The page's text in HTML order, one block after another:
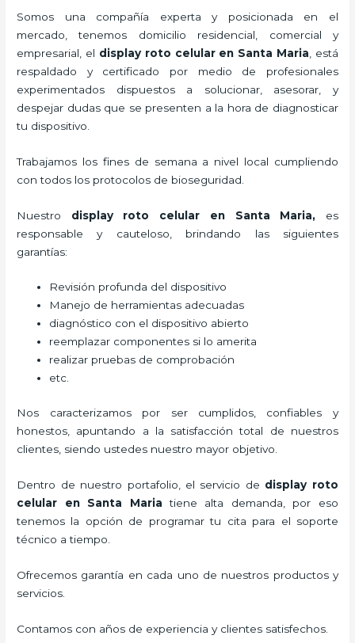
Somos una compañía experta y posicionada en el
mercado, tenemos domicilio residencial, comercial y
empresarial, el display roto celularen Santa Maria , está
respaldado y certificado por medio de profesionales
experimentados dispuestos a solucionar, asesorar, y
despejar dudas que se presenten a la hora de diagnosticar
tu dispositivo.
Trabajamos los fines de semana a nivel local cumpliendo
con todos los protocolos de bioseguridad.
Nuestro display roto celular en Santa Maria, es
responsable y cauteloso, brindando las siguientes
garantías:
Revisión profunda del dispositivo
Manejo de herramientas adecuadas
diagnóstico con el dispositivo abierto
reemplazar componentes si lo amerita
realizar pruebas de comprobación
etc.
Nos caracterizamos por ser cumplidos, confiables y
honestos, apuntando a la satisfacción total de nuestros
clientes, siendo ustedes nuestro mayor objetivo.
Dentro de nuestro portafolio, el servicio de display roto
celular en Santa Maria tiene alta demanda, por eso
tenemos la opción de programar tu cita para el soporte
técnico a tiempo.
Ofrecemos garantía en cada uno de nuestros productos y
servicios.
Contamos con años de experiencia y clientes satisfechos.